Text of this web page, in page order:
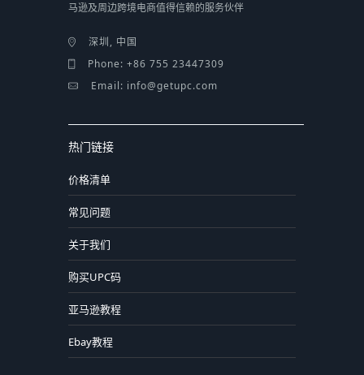
马逊及周边跨境电商值得信赖的服务伙伴
深圳, 中国
Phone: +86 755 23447309
Email: info@getupc.com
热门链接
价格清单
常见问题
关于我们
购买UPC码
亚马逊教程
Ebay教程